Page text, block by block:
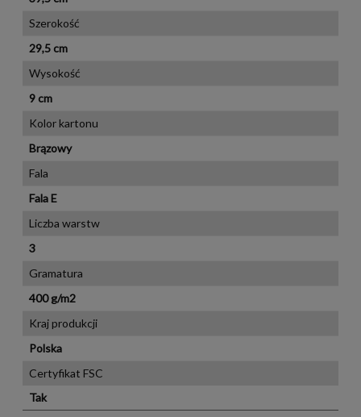
Szerokość
29,5 cm
Wysokość
9 cm
Kolor kartonu
Brązowy
Fala
Fala E
Liczba warstw
3
Gramatura
400 g/m2
Kraj produkcji
Polska
Certyfikat FSC
Tak